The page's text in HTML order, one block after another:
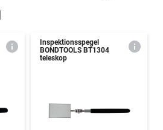
Inspektionsspegel
BONDTOOLS BT1304
teleskop